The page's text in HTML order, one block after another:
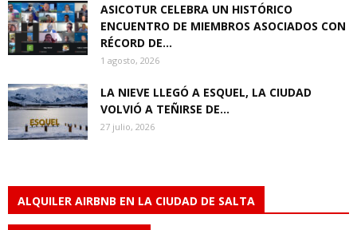
ASICOTUR CELEBRA UN HISTÓRICO
ENCUENTRO DE MIEMBROS ASOCIADOS CON
RÉCORD DE...
1 agosto, 2026
LA NIEVE LLEGÓ A ESQUEL, LA CIUDAD
VOLVIÓ A TEÑIRSE DE...
27 julio, 2026
ALQUILER AIRBNB EN LA CIUDAD DE SALTA